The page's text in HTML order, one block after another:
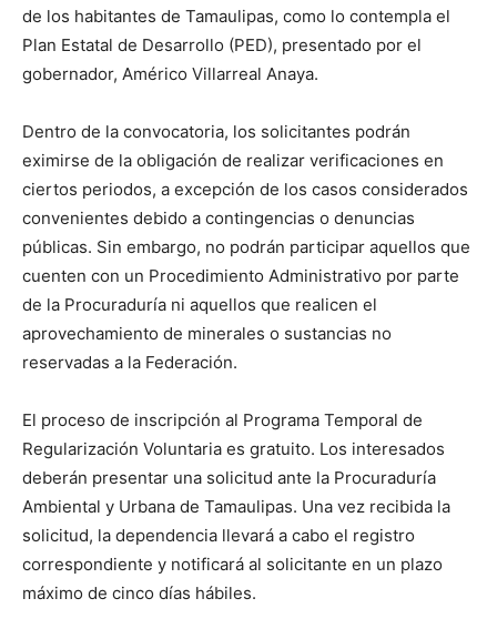
de los habitantes de Tamaulipas, como lo contempla el
Plan Estatal de Desarrollo (PED), presentado por el
gobernador, Américo Villarreal Anaya.
Dentro de la convocatoria, los solicitantes podrán
eximirse de la obligación de realizar verificaciones en
ciertos periodos, a excepción de los casos considerados
convenientes debido a contingencias o denuncias
públicas. Sin embargo, no podrán participar aquellos que
cuenten con un Procedimiento Administrativo por parte
de la Procuraduría ni aquellos que realicen el
aprovechamiento de minerales o sustancias no
reservadas a la Federación.
El proceso de inscripción al Programa Temporal de
Regularización Voluntaria es gratuito. Los interesados
deberán presentar una solicitud ante la Procuraduría
Ambiental y Urbana de Tamaulipas. Una vez recibida la
solicitud, la dependencia llevará a cabo el registro
correspondiente y notificará al solicitante en un plazo
máximo de cinco días hábiles.